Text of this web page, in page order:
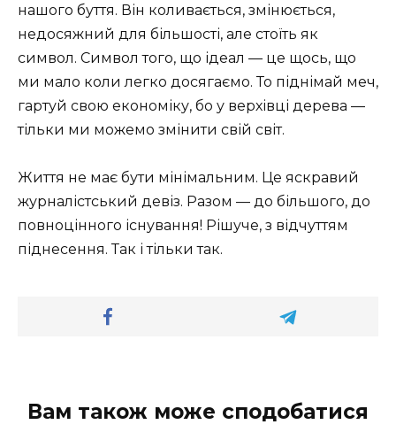
нашого буття. Він коливається, змінюється,
недосяжний для більшості, але стоїть як
символ. Символ того, що ідеал — це щось, що
ми мало коли легко досягаємо. То піднімай меч,
гартуй свою економіку, бо у верхівці дерева —
тільки ми можемо змінити свій світ.
Життя не має бути мінімальним. Це яскравий
журналістський девіз. Разом — до більшого, до
повноцінного існування! Рішуче, з відчуттям
піднесення. Так і тільки так.
Вам також може сподобатися